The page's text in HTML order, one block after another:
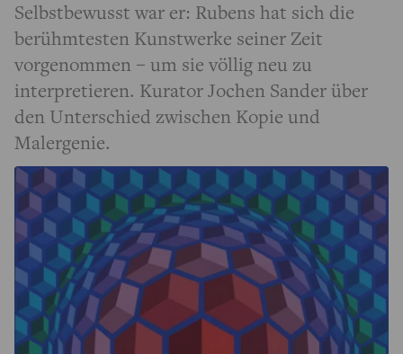
Selbstbewusst war er: Rubens hat sich die
berühmtesten Kunstwerke seiner Zeit
vorgenommen – um sie völlig neu zu
interpretieren. Kurator Jochen Sander über
den Unterschied zwischen Kopie und
Malergenie.